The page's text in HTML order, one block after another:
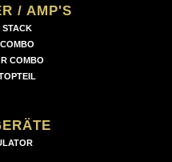
/ AMP'S
STACK
COMBO